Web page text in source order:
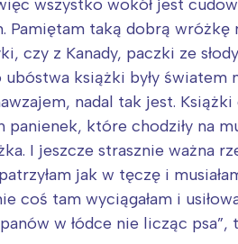
wszystko wokół jest
Pamiętam taką dobrą
czy z Kanady, paczki ze
książki były światem
nadal tak jest.
panienek, które chodziły na
I jeszcze strasznie ważna
jak w tęczę i
coś tam wyciągałam i
w łódce nie licząc
Wrocław